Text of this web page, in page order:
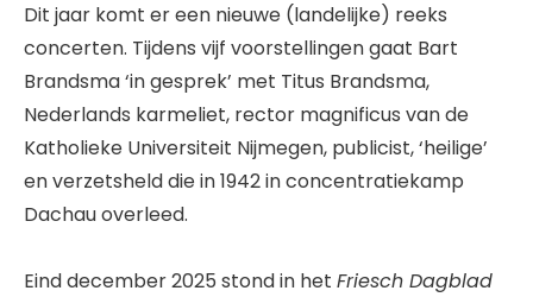
Dit jaar komt er een nieuwe (landelijke) reeks
concerten. Tijdens vijf voorstellingen gaat Bart
Brandsma ‘in gesprek’ met Titus Brandsma,
Nederlands karmeliet, rector magnificus van de
Katholieke Universiteit Nijmegen, publicist, ‘heilige’
en verzetsheld die in 1942 in concentratiekamp
Dachau overleed.
Eind december 2025 stond in het Friesch Dagblad